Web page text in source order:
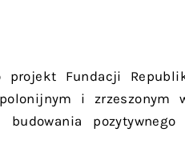
projekt Fundacji
i
budowania